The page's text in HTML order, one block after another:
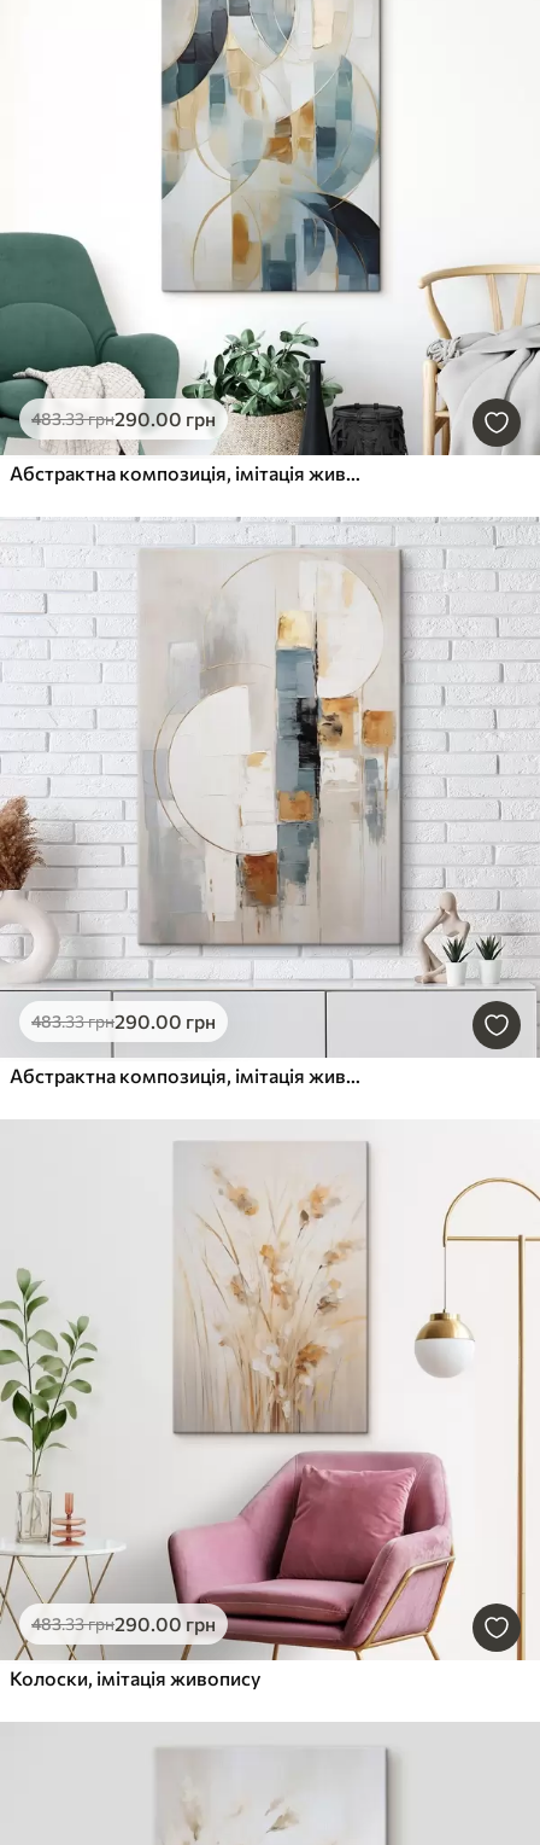
483.33грн290.00 грн
Абстрактна композиція, імітація живопису
483.33грн290.00 грн
Абстрактна композиція, імітація живопису
483.33грн290.00 грн
Колоски, імітація живопису